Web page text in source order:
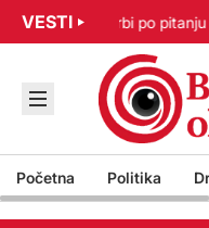
VESTI
Nisam u žurbi po
Početna Politika